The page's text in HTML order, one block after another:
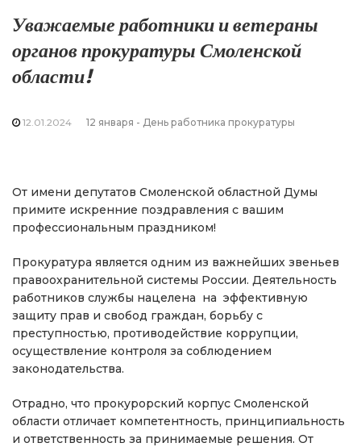
Уважаемые работники и ветераны
органов прокуратуры Смоленской
области!
12.01.2024 12 января - День работника прокуратуры
От имени депутатов Смоленской областной Думы
примите искренние поздравления с вашим
профессиональным праздником!
Прокуратура является одним из важнейших звеньев
правоохранительной системы России. Деятельность
работников службы нацелена на эффективную
защиту прав и свобод граждан, борьбу с
преступностью, противодействие коррупции,
осуществление контроля за соблюдением
законодательства.
Отрадно, что прокурорский корпус Смоленской
области отличает компетентность, принципиальность
и ответственность за принимаемые решения. От